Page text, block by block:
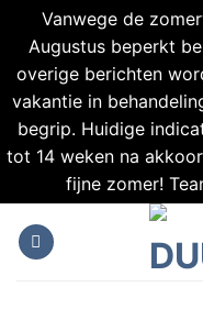
Vanwege de
Augustus beperkt
overige berichten
vakantie in
begrip. Huidige
tot 14 weken na
fijne zomer!
naar